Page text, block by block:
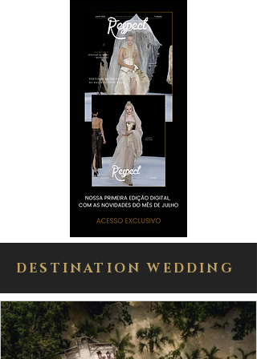
DESTINATION WEDDING